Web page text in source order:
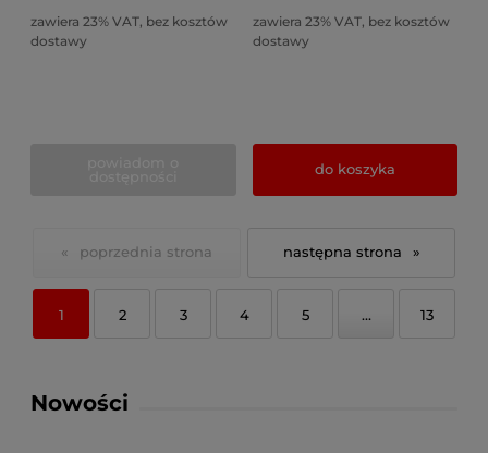
zawiera 23% VAT, bez kosztów
dostawy
zawiera 23% VAT, bez kosztów
dostawy
do koszyka
«
1 2 3 4 5 ... 13
»
Nowości